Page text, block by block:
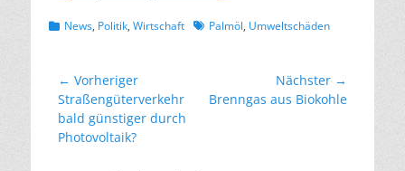
Kategorien
News, Politik, Wirtschaft Schlagworte
Palmöl, Umweltschäden
Beitragsnavigation
← Vorheriger
Vorheriger
Beitrag:
Straßengüterverkehr
bald günstiger durch
Photovoltaik?
Nächster →
Nächster
Brenngas aus Biokohle